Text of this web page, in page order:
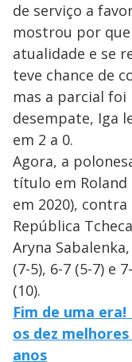
de serviço a
mostrou por
atualidade e se
teve chance de
mas a parcial
desempate, Iga
em 2 a 0.
Agora, a
título em Roland
em 2020),
República
Aryna
(7-5), 6-7 (5-7) e
(10).
Fim de uma
os dez
anos